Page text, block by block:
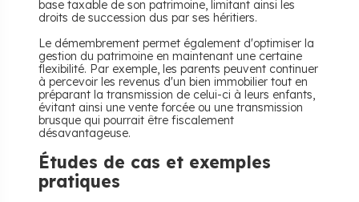
base taxable de son patrimoine, limitant ainsi les
droits de succession dus par ses héritiers.
Le démembrement permet également d'optimiser la
gestion du patrimoine en maintenant une certaine
flexibilité. Par exemple, les parents peuvent continuer
à percevoir les revenus d'un bien immobilier tout en
préparant la transmission de celui-ci à leurs enfants,
évitant ainsi une vente forcée ou une transmission
brusque qui pourrait être fiscalement
désavantageuse.
Études de cas et exemples
pratiques